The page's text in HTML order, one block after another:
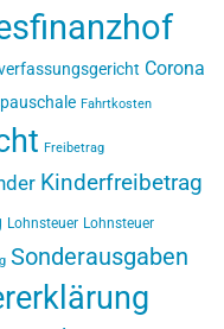
Corona
Fahrtkosten
Freibetrag
Kinderfreibetrag
Lohnsteuer Lohnsteuer
Sonderausgaben